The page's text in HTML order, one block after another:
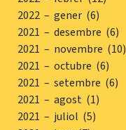
2022 – gener (6)
2021 – desembre (6)
2021 – novembre (10)
2021 – octubre (6)
2021 – setembre (6)
2021 – agost (1)
2021 – juliol (5)